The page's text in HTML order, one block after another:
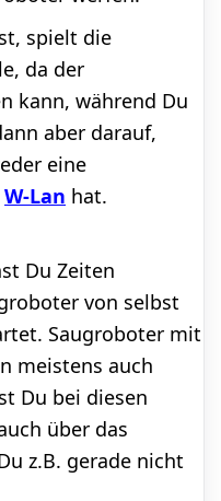
spielt die
da der
kann, während Du
aber darauf,
eine
W-Lan hat.
Du Zeiten
von selbst
Saugroboter mit
meistens auch
Du bei diesen
über das
z.B. gerade nicht